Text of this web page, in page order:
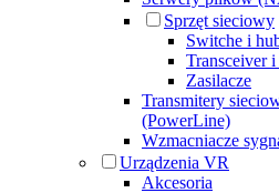
Sprzęt sieciowy
Switche i
Transceiver
Zasilacze
Transmitery
(PowerLine)
Wzmacniacze
Urządzenia VR
Akcesoria